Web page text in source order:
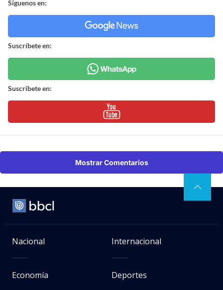
Síguenos en:
Suscríbete en:
Suscríbete en:
Mostrar Comentarios
Nacional Internacional
Economía Deportes